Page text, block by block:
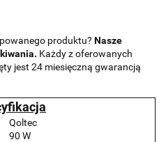
produktu? Nasze
Każdy z oferowanych
jest 24 miesięczną gwarancją
Qoltec
90 W